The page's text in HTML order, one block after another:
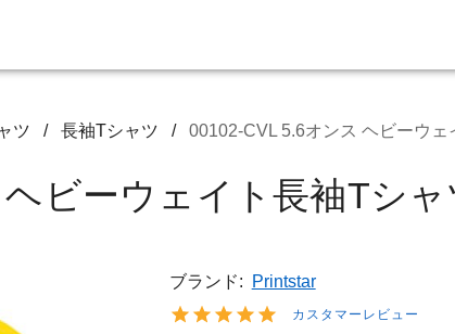
ツ / 長袖Tシャツ / 00102-CVL 5.6オンス ヘビーウェ
ビーウェイト長袖Tシャ
ブランド: Printstar
カスタマーレビュー